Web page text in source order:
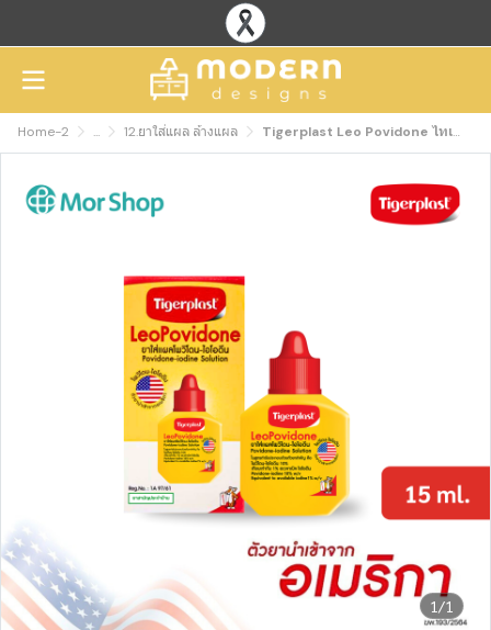
Home-2 ... 12.ยาใส่แผล ล้างแผล Tigerplast Leo Povidone ไทเกอร์พล๊าส โพวิโดน-ไอโอดีน ขนาด15ml./30 ml.
1/1